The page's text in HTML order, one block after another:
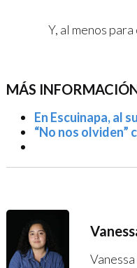
Y, al menos
MÁS
En Escuinapa, al
“No nos olviden”